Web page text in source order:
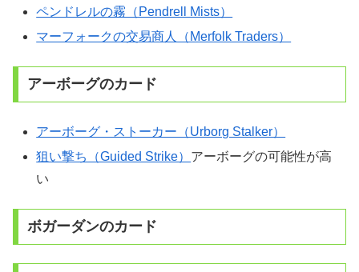
ペンドレルの霧（Pendrell Mists）
マーフォークの交易商人（Merfolk Traders）
アーボーグのカード
アーボーグ・ストーカー（Urborg Stalker）
狙い撃ち（Guided Strike） アーボーグの可能性が高
い
ボガーダンのカード